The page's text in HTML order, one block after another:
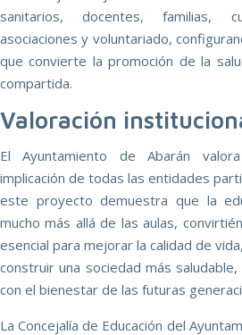
sanitarios, docentes, familias,
asociaciones y voluntariado,
que convierte la promoción de la
compartida.
Valoración
El Ayuntamiento de Abarán
implicación de todas las entidades
este proyecto demuestra que la
mucho más allá de las aulas,
esencial para mejorar la calidad de
construir una sociedad más
con el bienestar de las futuras
La Concejalía de Educación del